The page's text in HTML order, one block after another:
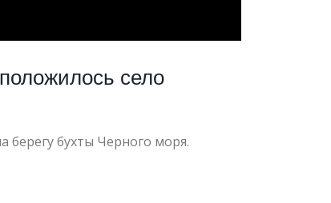
село
берегу бухты Черного моря.